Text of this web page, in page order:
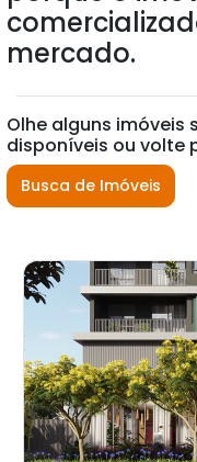
mercado.
Olhe alguns imóveis
disponíveis ou volte
Busca de Imóveis